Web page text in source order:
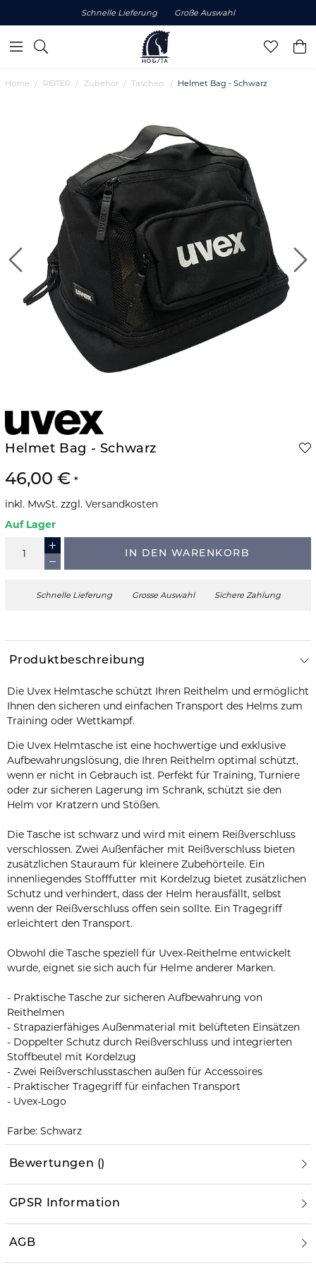
Schnelle Lieferung Große Auswahl
Home REITER Zubehör Taschen Helmet Bag - Schwarz
Helmet Bag - Schwarz
46,00 €
inkl. MwSt. zzgl. Versandkosten
Auf Lager
IN DEN WARENKORB
Schnelle Lieferung Grosse Auswahl Sichere Zahlung
Produktbeschreibung
Die Uvex Helmtasche schützt Ihren Reithelm und ermöglicht
Ihnen den sicheren und einfachen Transport des Helms zum
Training oder Wettkampf.
Die Uvex Helmtasche ist eine hochwertige und exklusive
Aufbewahrungslösung, die Ihren Reithelm optimal schützt,
wenn er nicht in Gebrauch ist. Perfekt für Training, Turniere
oder zur sicheren Lagerung im Schrank, schützt sie den
Helm vor Kratzern und Stößen.
Die Tasche ist schwarz und wird mit einem Reißverschluss
verschlossen. Zwei Außenfächer mit Reißverschluss bieten
zusätzlichen Stauraum für kleinere Zubehörteile. Ein
innenliegendes Stofffutter mit Kordelzug bietet zusätzlichen
Schutz und verhindert, dass der Helm herausfällt, selbst
wenn der Reißverschluss offen sein sollte. Ein Tragegriff
erleichtert den Transport.
Obwohl die Tasche speziell für Uvex-Reithelme entwickelt
wurde, eignet sie sich auch für Helme anderer Marken.
- Praktische Tasche zur sicheren Aufbewahrung von
Reithelmen
- Strapazierfähiges Außenmaterial mit belüfteten Einsätzen
- Doppelter Schutz durch Reißverschluss und integrierten
Stoffbeutel mit Kordelzug
- Zwei Reißverschlusstaschen außen für Accessoires
- Praktischer Tragegriff für einfachen Transport
- Uvex-Logo
Farbe: Schwarz
Bewertungen ()
GPSR Information
AGB